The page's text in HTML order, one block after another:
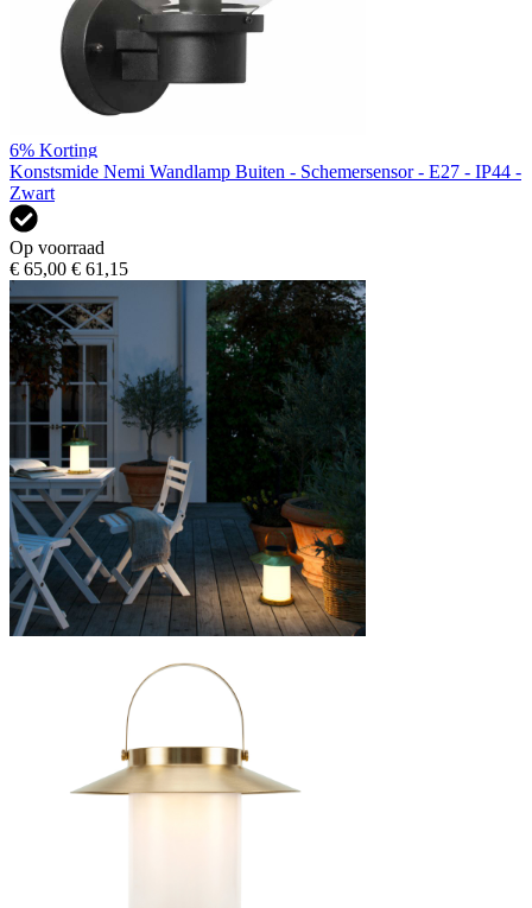
6% Korting
Konstsmide Nemi Wandlamp Buiten - Schemersensor - E27 - IP44 -
Zwart
Op voorraad
€ 65,00 € 61,15